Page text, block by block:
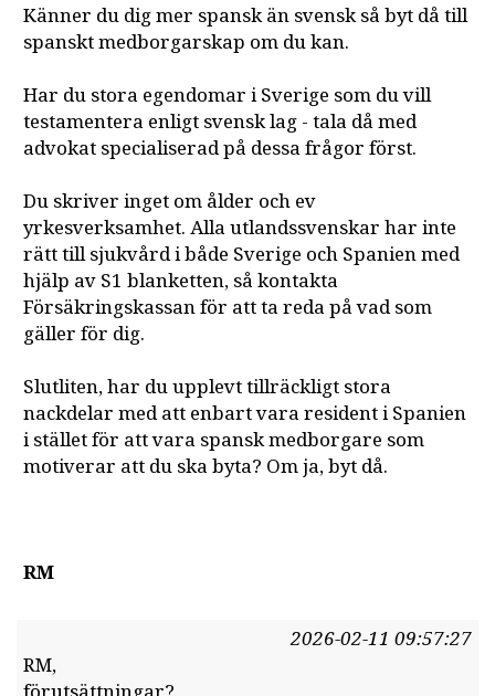
Känner du dig mer spansk än svensk så byt då till
spanskt medborgarskap om du kan.
Har du stora egendomar i Sverige som du vill
testamentera enligt svensk lag - tala då med
advokat specialiserad på dessa frågor först.
Du skriver inget om ålder och ev
yrkesverksamhet. Alla utlandssvenskar har inte
rätt till sjukvård i både Sverige och Spanien med
hjälp av S1 blanketten, så kontakta
Försäkringskassan för att ta reda på vad som
gäller för dig.
Slutliten, har du upplevt tillräckligt stora
nackdelar med att enbart vara resident i Spanien
i stället för att vara spansk medborgare som
motiverar att du ska byta? Om ja, byt då.
RM
2026-02-11 09:57:27
RM,